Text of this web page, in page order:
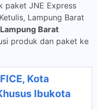
paket JNE Express
Lampung Barat
Barat
produk dan paket ke
Kota
Ibukota